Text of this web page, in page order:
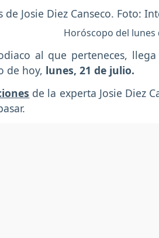
Horóscopo del lunes
al que perteneces,
de hoy, lunes, 21 de julio.
de la experta Josie Diez